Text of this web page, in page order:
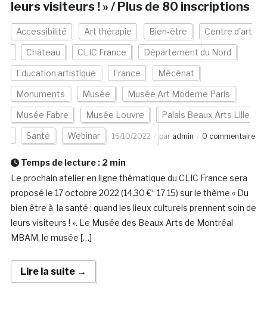
leurs visiteurs ! » / Plus de 80 inscriptions
Accessibilité Art thérapie Bien-être Centre d'art
Château CLIC France Département du Nord
Education artistique France Mécénat
Monuments Musée Musée Art Moderne Paris
Musée Fabre Musée Louvre Palais Beaux Arts Lille
Santé Webinar 16/10/2022 par admin 0 commentaire
Temps de lecture : 2 min
Le prochain atelier en ligne thématique du CLIC France sera
proposé le 17 octobre 2022 (14.30 €“ 17.15) sur le thème « Du
bien être à la santé : quand les lieux culturels prennent soin de
leurs visiteurs ! ». Le Musée des Beaux Arts de Montréal
MBAM, le musée […]
Lire la suite →